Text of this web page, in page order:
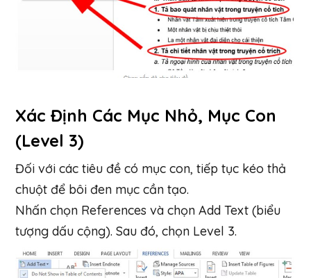
Xác Định Các Mục Nhỏ, Mục Con
(Level 3)
Đối với các tiêu đề có mục con, tiếp tục kéo thả
chuột để bôi đen mục cần tạo.
Nhấn chọn References và chọn Add Text (biểu
tượng dấu cộng). Sau đó, chọn Level 3.